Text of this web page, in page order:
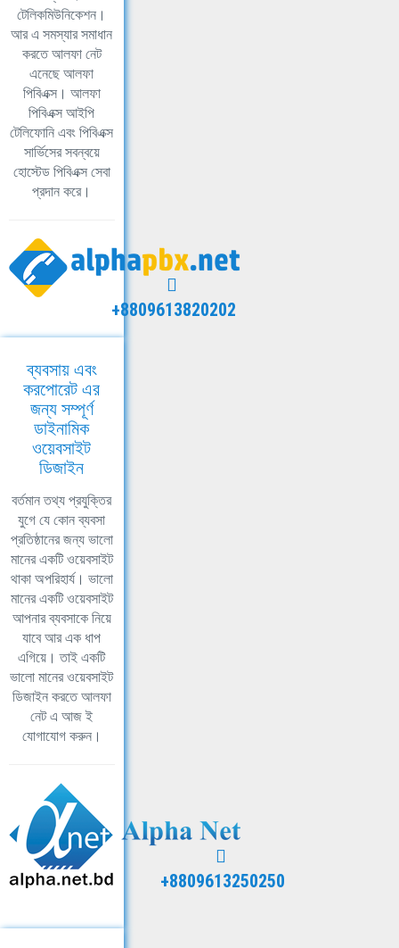
টেলিকমিউনিকেশন।
আর এ সমস্যার সমাধান
করতে আলফা নেট
এনেছে আলফা
পিবিএক্স। আলফা
পিবিএক্স আইপি
টেলিফোনি এবং পিবিএক্স
সার্ভিসের সবন্বয়ে
হোস্টেড পিবিএক্স সেবা
প্রদান করে।
+8809613820202
ব্যবসায় এবং
করপোরেট এর
জন্য সম্পূর্ণ
ডাইনামিক
ওয়েবসাইট
ডিজাইন
বর্তমান তথ্য প্রযুক্তির
যুগে যে কোন ব্যবসা
প্রতিষ্ঠানের জন্য ভালো
মানের একটি ওয়েবসাইট
থাকা অপরিহার্য। ভালো
মানের একটি ওয়েবসাইট
আপনার ব্যবসাকে নিয়ে
যাবে আর এক ধাপ
এগিয়ে। তাই একটি
ভালো মানের ওয়েবসাইট
ডিজাইন করতে আলফা
নেট এ আজ ই
যোগাযোগ করুন।
+8809613250250